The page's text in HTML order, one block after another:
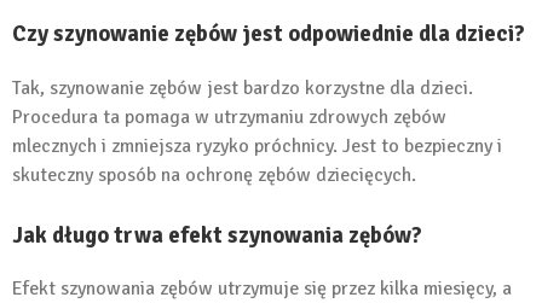
Czy szynowanie zębów jest odpowiednie dla dzieci?
Tak, szynowanie zębów jest bardzo korzystne dla dzieci.
Procedura ta pomaga w utrzymaniu zdrowych zębów
mlecznych i zmniejsza ryzyko próchnicy. Jest to bezpieczny i
skuteczny sposób na ochronę zębów dziecięcych.
Jak długo trwa efekt szynowania zębów?
Efekt szynowania zębów utrzymuje się przez kilka miesięcy, a